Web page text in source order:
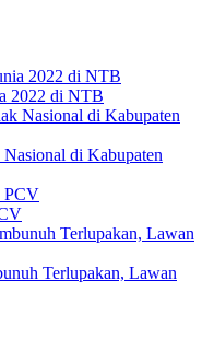
2022 di NTB
di Kabupaten
Terlupakan, Lawan